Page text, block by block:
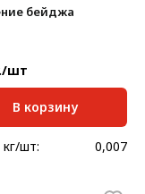
бейджа
шт
В корзину
шт: 0,007